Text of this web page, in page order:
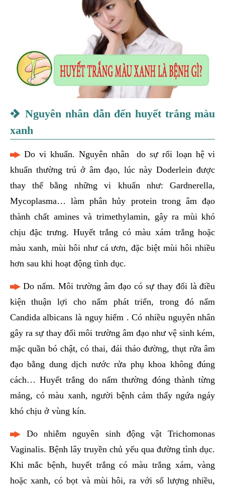
Nguyên nhân dẫn đến huyết trắng màu
xanh
Do vi khuẩn. Nguyên nhân do sự rối loạn hệ vi
khuẩn thường trú ở âm đạo, lúc này Doderlein được
thay thế bằng những vi khuẩn như: Gardnerella,
Mycoplasma… làm phân hủy protein trong âm đạo
thành chất amines và trimethylamin, gây ra mùi khó
chịu đặc trưng. Huyết trắng có màu xám trắng hoặc
màu xanh, mùi hôi như cá ươn, đặc biệt mùi hôi nhiều
hơn sau khi hoạt động tình dục.
Do nấm. Môi trường âm đạo có sự thay đổi là điều
kiện thuận lợi cho nấm phát triển, trong đó nấm
Candida albicans là nguy hiểm . Có nhiều nguyên nhân
gây ra sự thay đổi môi trường âm đạo như vệ sinh kém,
mặc quần bó chật, có thai, đái tháo đường, thụt rửa âm
đạo bằng dung dịch nước rửa phụ khoa không đúng
cách… Huyết trắng do nấm thường đóng thành từng
mảng, có màu xanh, người bệnh cảm thấy ngứa ngáy
khó chịu ở vùng kín.
Do nhiễm nguyên sinh động vật Trichomonas
Vaginalis. Bệnh lây truyền chủ yếu qua đường tình dục.
Khi mắc bệnh, huyết trắng có màu trắng xám, vàng
hoặc xanh, có bọt và mùi hôi, ra với số lượng nhiều,